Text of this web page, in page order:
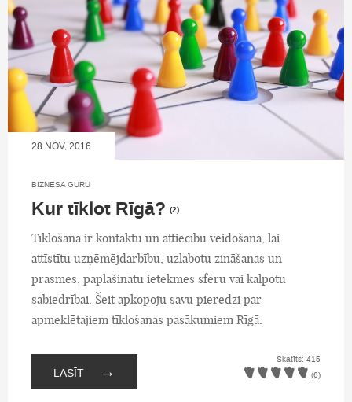
28.NOV, 2016
BIZNESA GURU
Kur tīklot Rīgā? (2)
Tīklošana ir kontaktu un attiecību veidošana, lai
attīstītu uzņēmējdarbību, uzlabotu zināšanas un
prasmes, paplašinātu ietekmes sfēru vai kalpotu
sabiedrībai. Šeit apkopoju savu pieredzi par
apmeklētajiem tīklošanas pasākumiem Rīgā.
LASĪT →
Skatīts: 415
(6)